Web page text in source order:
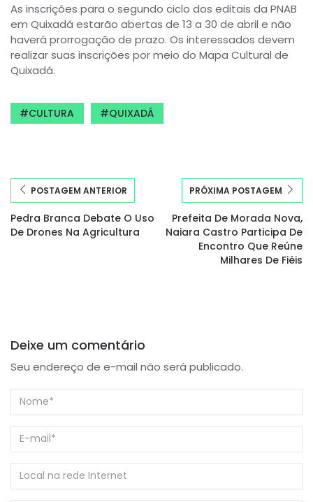
As inscrições para o segundo ciclo dos editais da PNAB
em Quixadá estarão abertas de 13 a 30 de abril e não
haverá prorrogação de prazo. Os interessados devem
realizar suas inscrições por meio do Mapa Cultural de
Quixadá.
CULTURA QUIXADÁ
POSTAGEM ANTERIOR
Pedra Branca Debate O Uso
De Drones Na Agricultura
PRÓXIMA POSTAGEM
Prefeita De Morada Nova,
Naiara Castro Participa De
Encontro Que Reúne
Milhares De Fiéis
Deixe um comentário
Seu endereço de e-mail não será publicado.